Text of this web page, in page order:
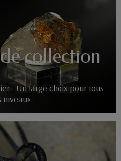
collection
- Un large choix pour tous
niveaux